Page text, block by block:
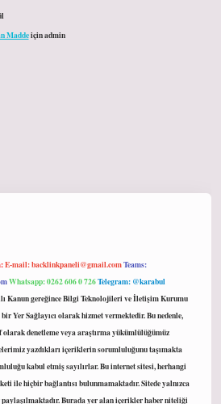
Maddeiçinadmin
E-mail:backlinkpaneli@gmail.comTeams:
Whatsapp: 0262 606 0 726Telegram: @karabul
Kanun gereğince Bilgi Teknolojileri ve İletişim Kurumu
Yer Sağlayıcı olarak hizmet vermektedir. Bu nedenle,
denetleme veya araştırma yükümlülüğümüz
yazdıkları içeriklerin sorumluluğunu taşımakta
kabul etmiş sayılırlar. Bu internet sitesi, herhangi
ile hiçbir bağlantısı bulunmamaktadır. Sitede yalnızca
paylaşılmaktadır. Burada yer alan içerikler haber niteliği